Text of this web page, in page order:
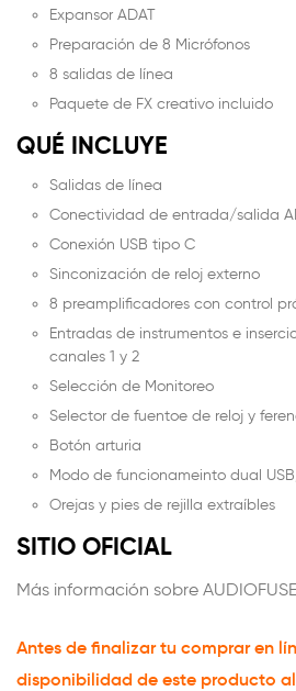
Expansor ADAT
Preparación de 8 Micrófonos
8 salidas de línea
Paquete de FX creativo incluido
QUÉ INCLUYE
Salidas de línea
Conectividad de entrada/salida
Conexión USB tipo C
Sinconización de reloj externo
8 preamplificadores con control
Entradas de instrumentos e
canales 1 y 2
Selección de Monitoreo
Selector de fuentoe de reloj y
Botón arturia
Modo de funcionameinto dual
Orejas y pies de rejilla extraíbles
SITIO OFICIAL
Más información sobre
Antes de finalizar tu comprar en
disponibilidad de este producto